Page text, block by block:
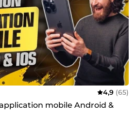
4,9 (65)
mobile Android &